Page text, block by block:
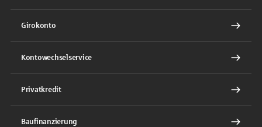
Girokonto
Kontowechselservice
Privatkredit
Baufinanzierung